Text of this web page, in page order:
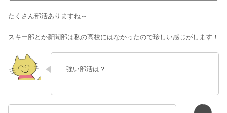
たくさん部活ありますね～
スキー部とか新聞部は私の高校にはなかったので珍しい感じがします！
強い部活は？